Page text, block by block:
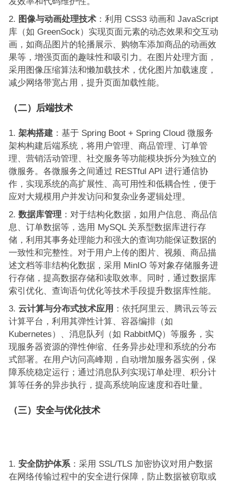
图像与动画处理技术：利用 CSS3 动画和 JavaScript
库（如 GreenSock）实现页面元素的动态效果和交互动
画，如商品图片的轮播展示、购物车添加商品的动画效
果等，增强页面的趣味性和吸引力。在图片处理方面，
采用图像压缩算法和懒加载技术，优化图片加载速度，
减少网络带宽占用，提升页面加载性能。
（二）后端技术
架构搭建：基于 Spring Boot + Spring Cloud 微服务
架构构建后端系统，将用户管理、商品管理、订单管
理、营销活动管理、社交服务等功能模块拆分为独立的
微服务。各微服务之间通过 RESTful API 进行通信协
作，实现系统的高扩展性、高可用性和低耦合性，便于
应对大规模用户并发访问和复杂业务逻辑处理。
数据库管理 ：对于结构化数据，如用户信息、商品信
息、订单数据等，选用 MySQL 关系型数据库进行存
储，利用其事务处理能力和强大的查询功能保证数据的
一致性和完整性。对于用户上传的图片、视频、商品描
述文档等非结构化数据，采用 MinIO 等对象存储服务进
行存储，提高数据存储和读取效率。同时，通过数据库
索引优化、查询语句优化等技术手段提升数据库性能。
云计算与分布式技术应用 ：依托阿里云、腾讯云等云
计算平台，利用其弹性计算、容器编排（如
Kubernetes）、消息队列（如 RabbitMQ）等服务，实
现服务器资源的弹性伸缩、任务异步处理和系统的分布
式部署。在用户访问高峰期，自动增加服务器实例，保
障系统稳定运行；通过消息队列实现订单处理、积分计
算等任务的异步执行，提高系统响应速度和吞吐量。
（三）安全与优化技术
安全防护体系：采用 SSL/TLS 加密协议对用户数据
在网络传输过程中的安全进行保障，防止数据被窃取或